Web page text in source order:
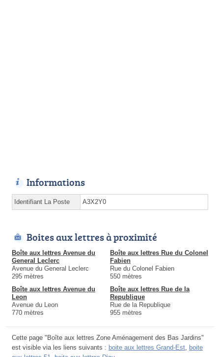
Informations
Identifiant La Poste A3X2Y0
Boites aux lettres à proximité
Boîte aux lettres Avenue du
General Leclerc
Avenue du General Leclerc
295 mètres
Boîte aux lettres Rue du Colonel
Fabien
Rue du Colonel Fabien
550 mètres
Boîte aux lettres Avenue du
Leon
Avenue du Leon
770 mètres
Boîte aux lettres Rue de la
Republique
Rue de la Republique
955 mètres
Cette page "Boîte aux lettres Zone Aménagement des Bas Jardins"
est visible via les liens suivants : boite aux lettres Grand-Est, boite